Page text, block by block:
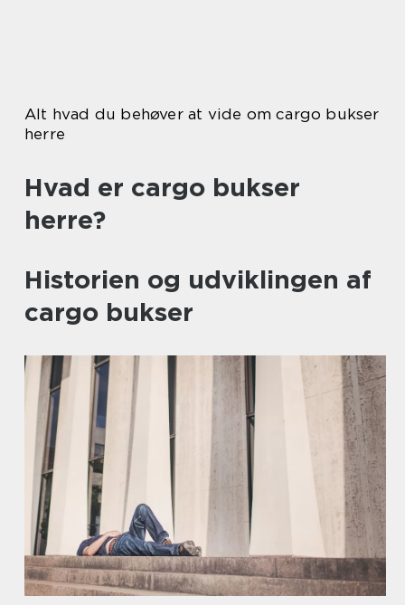
Alt hvad du behøver at vide om cargo bukser
herre
Hvad er cargo bukser
herre?
Historien og udviklingen af
cargo bukser